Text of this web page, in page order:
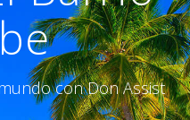
con Don Assist